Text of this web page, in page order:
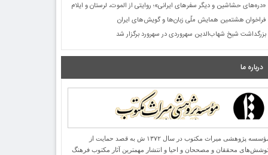
«دره‌های حشاشین و دیگر سفرهای ایرانی»؛ روایتی از الموت، لرستان و ایلام
فراخوان هشتمین همایش ملّی زبان‌ها و گویش‌های ایران
بزرگداشت شیخ شهاب‌الدین سهروردی در سهرورد برگزار شد
درباره ما
مؤسسه پژوهشی میراث مكتوب در سال ۱۳۷۲ ش به قصد حمایت از
محققان و مصححان و احیا و انتشار مهمترین آثار مكتوب فرهنگ